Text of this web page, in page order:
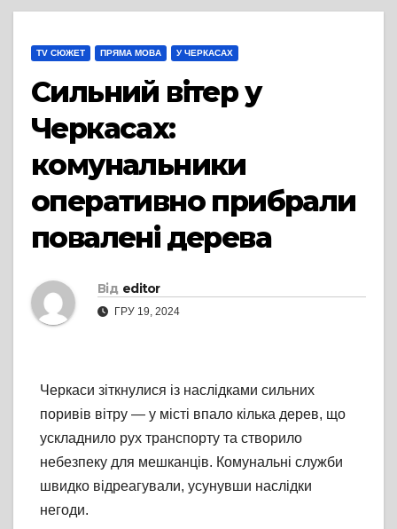
TV СЮЖЕТ ПРЯМА МОВА У ЧЕРКАСАХ
Сильний вітер у
Черкасах:
комунальники
оперативно прибрали
повалені дерева
Від editor
ГРУ 19, 2024
Черкаси зіткнулися із наслідками сильних
поривів вітру — у місті впало кілька дерев, що
ускладнило рух транспорту та створило
небезпеку для мешканців. Комунальні служби
швидко відреагували, усунувши наслідки
негоди.